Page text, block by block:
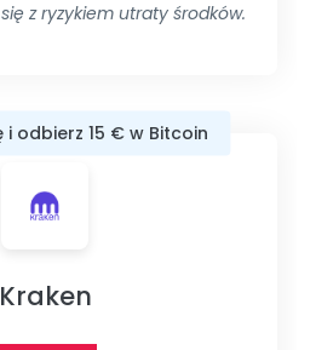
z ryzykiem utraty środków.
i odbierz 15 € w Bitcoin
Kraken